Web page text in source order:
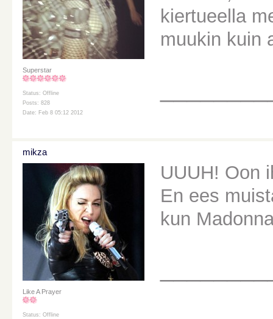
Superstar
Status: Offline
Posts: 828
Date: Feb 8 05:12 2012
kiertueella
muukin kuin
mikza
Like A Prayer
Status: Offline
UUUH! Oon
En ees
kun